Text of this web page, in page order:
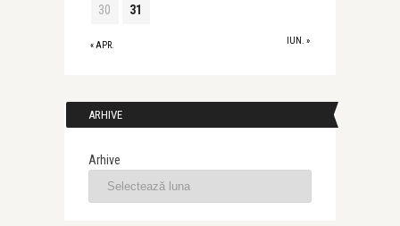
« APR. IUN. »
30 31
ARHIVE
Arhive